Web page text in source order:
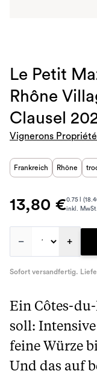
Le Petit
Rhône
Clausel
Vignerons
Frankreich Rhône
13,80 €0.75 l
inkl.
– +
Sofort versandfertig.
Ein Côtes-
soll:
feine Würze
Und das auf